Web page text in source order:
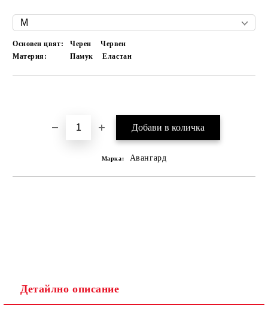
Основен цвят: Черен
Червен
Материя:
Памук Еластан
Марка: Авангард
Детайлно описание